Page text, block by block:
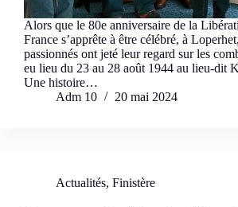
Alors que le 80e anniversaire de la
France s’apprête à être célébré, à
passionnés ont jeté leur regard sur les
eu lieu du 23 au 28 août 1944 au lieu-dit
Une histoire…
Adm 10
20 mai 2024
Actualités, Finistère